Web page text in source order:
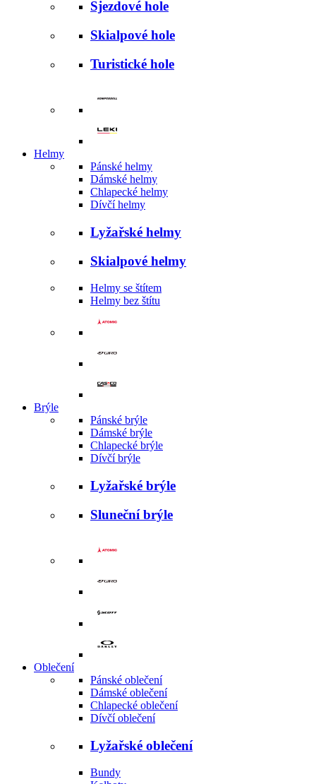
Sjezdové hole
Skialpové hole
Turistické hole
Helmy
Pánské helmy
Dámské helmy
Chlapecké helmy
Dívčí helmy
Lyžařské helmy
Skialpové helmy
Helmy se štítem
Helmy bez štítu
Brýle
Pánské brýle
Dámské brýle
Chlapecké brýle
Dívčí brýle
Lyžařské brýle
Sluneční brýle
Oblečení
Pánské oblečení
Dámské oblečení
Chlapecké oblečení
Dívčí oblečení
Lyžařské oblečení
Bundy